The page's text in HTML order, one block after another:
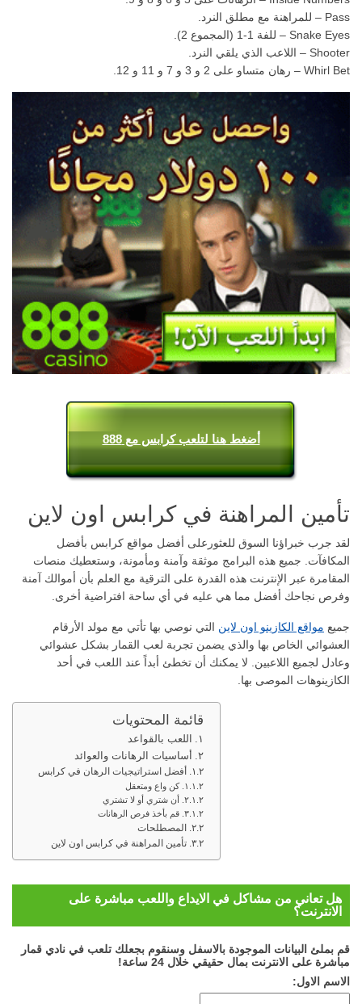
هل تعاني من مشاكل في الايداع واللعب مباشرة على
الانترنت؟
قم بملئ البيانات الموجودة بالاسفل وسنقوم بجعلك تلعب في نادي قمار
مباشرة على الانترنت بمال حقيقي خلال 24 ساعة!
الاسم الاول:
Pass – للمراهنة مع مطلق النرد.
Snake Eyes – للفة 1-1 (المجموع 2).
Shooter – اللاعب الذي يلقي النرد.
Whirl Bet – رهان متساو على 2 و 3 و 7 و 11 و 12.
أضغط هنا لتلعب كرابس مع 888
تأمين المراهنة في كرابس اون لاين
لقد جرب خبراؤنا السوق للعثورعلى أفضل مواقع كرابس بأفضل
المكافآت. جميع هذه البرامج موثقة وآمنة ومأمونة، وستعطيك منصات
المقامرة عبر الإنترنت هذه القدرة على الترقية مع العلم بأن أموالك آمنة
وفرص نجاحك أفضل مما هي عليه في أي ساحة افتراضية أخرى.
جميع مواقع الكازينو اون لاين التي نوصي بها تأتي مع مولد الأرقام
العشوائي الخاص بها والذي يضمن تجربة لعب القمار بشكل عشوائي
وعادل لجميع اللاعبين. لا يمكنك أن تخطئ أبداً عند اللعب في أحد
الكازينوهات الموصى بها.
قائمة المحتويات
اللعب بالقواعد
أساسيات الرهانات والعوائد
أفضل استراتيجيات الرهان في كرابس
كن واع ومتعقل
أن شتري أو لا تشتري
قم بأخذ فرص الرهانات
المصطلحات
تأمين المراهنة في كرابس اون لاين